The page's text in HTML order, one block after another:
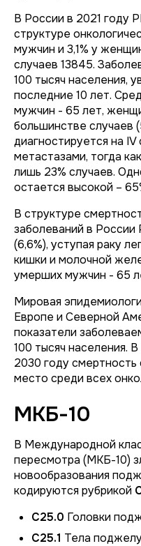
В России в 2021 году
структуре
мужчин и 3,1% у
случаев 13845.
100 тысяч населения,
последние 10 лет.
мужчин - 65 лет,
большинстве случаев
диагностируется на
метастазами, тогда
лишь 23% случаев.
остается высокой –
В структуре
заболеваний в
(6,6%), уступая раку
кишки и молочной
умерших мужчин - 65
Мировая
Европе и Северной
показатели
100 тысяч населения.
2030 году
место среди всех
МКБ-10
В Международной
пересмотра (МКБ-10)
новообразования
кодируются рубрикой
C25.0 Головки
C25.1 Тела